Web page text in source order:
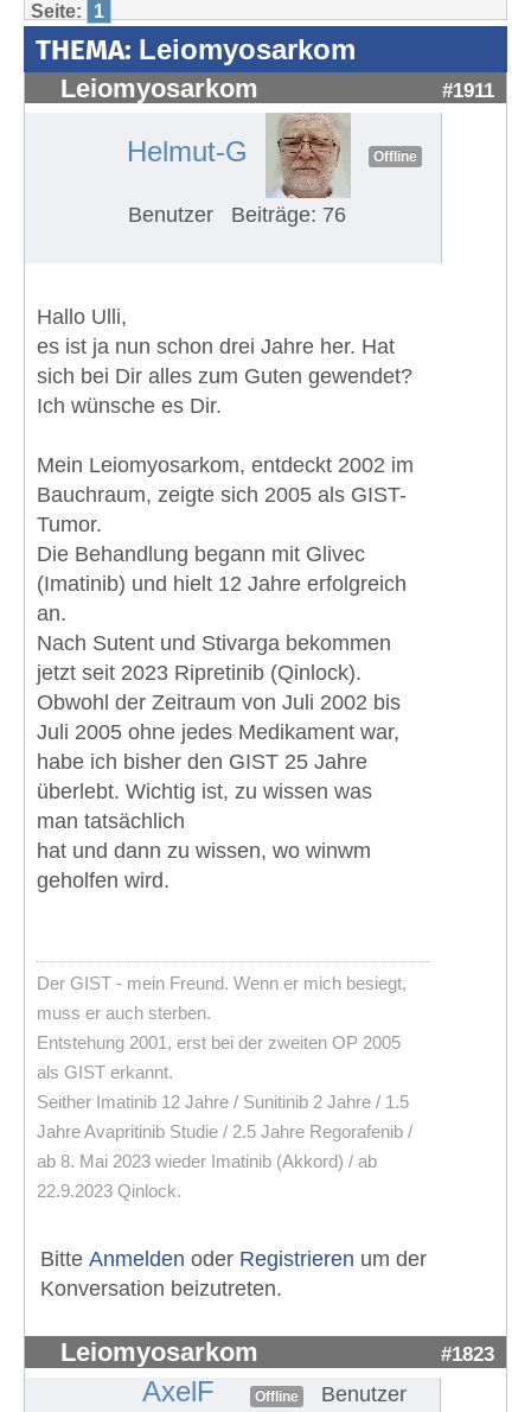
Seite: 1
THEMA: Leiomyosarkom
Leiomyosarkom #1911
Helmut-G Offline
Benutzer Beiträge: 76
Hallo Ulli,
es ist ja nun schon drei Jahre her. Hat
sich bei Dir alles zum Guten gewendet?
Ich wünsche es Dir.
Mein Leiomyosarkom, entdeckt 2002 im
Bauchraum, zeigte sich 2005 als GIST-
Tumor.
Die Behandlung begann mit Glivec
(Imatinib) und hielt 12 Jahre erfolgreich
an.
Nach Sutent und Stivarga bekommen
jetzt seit 2023 Ripretinib (Qinlock).
Obwohl der Zeitraum von Juli 2002 bis
Juli 2005 ohne jedes Medikament war,
habe ich bisher den GIST 25 Jahre
überlebt. Wichtig ist, zu wissen was
man tatsächlich
hat und dann zu wissen, wo winwm
geholfen wird.
Der GIST - mein Freund. Wenn er mich besiegt,
muss er auch sterben.
Entstehung 2001, erst bei der zweiten OP 2005
als GIST erkannt.
Seither Imatinib 12 Jahre / Sunitinib 2 Jahre / 1.5
Jahre Avapritinib Studie / 2.5 Jahre Regorafenib /
ab 8. Mai 2023 wieder Imatinib (Akkord) / ab
22.9.2023 Qinlock.
Bitte Anmelden oder Registrieren um der
Konversation beizutreten.
Leiomyosarkom #1823
AxelF Offline
Benutzer